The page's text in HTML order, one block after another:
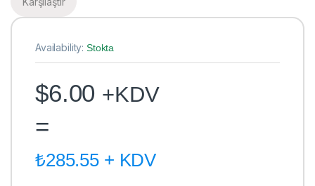
Availability:Stokta
$6.00 +KDV
=
₺285.55 + KDV